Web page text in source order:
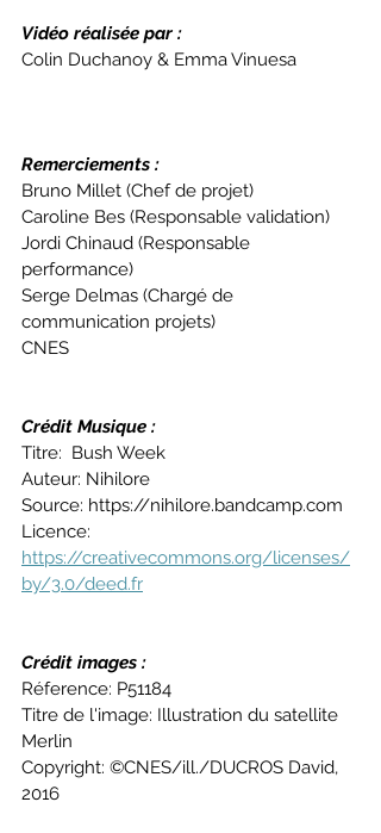
Vidéo réalisée par :
Colin Duchanoy & Emma Vinuesa
Remerciements :
Bruno Millet (Chef de projet)
Caroline Bes (Responsable validation)
Jordi Chinaud (Responsable
performance)
Serge Delmas (Chargé de
communication projets)
CNES
Crédit Musique :
Titre:  Bush Week
Auteur: Nihilore
Source: https://nihilore.bandcamp.com
Licence:
https://creativecommons.org/licenses/
by/3.0/deed.fr
Crédit images :
Réference: P51184
Titre de l'image: Illustration du satellite
Merlin
Copyright: ©CNES/ill./DUCROS David,
2016